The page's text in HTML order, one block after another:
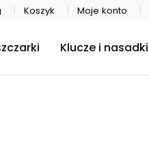
Koszyk Moje konto
Klucze i nasadki